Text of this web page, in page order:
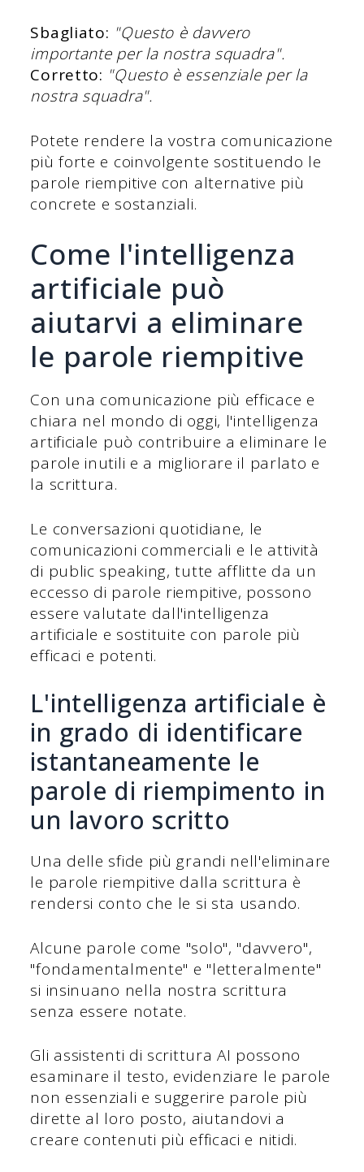
Sbagliato: "Questo è davvero
importante per la nostra squadra".
Corretto: "Questo è essenziale per la
nostra squadra".
Potete rendere la vostra comunicazione
più forte e coinvolgente sostituendo le
parole riempitive con alternative più
concrete e sostanziali.
Come l'intelligenza
artificiale può
aiutarvi a eliminare
le parole riempitive
Con una comunicazione più efficace e
chiara nel mondo di oggi, l'intelligenza
artificiale può contribuire a eliminare le
parole inutili e a migliorare il parlato e
la scrittura.
Le conversazioni quotidiane, le
comunicazioni commerciali e le attività
di public speaking, tutte afflitte da un
eccesso di parole riempitive, possono
essere valutate dall'intelligenza
artificiale e sostituite con parole più
efficaci e potenti.
L'intelligenza artificiale è
in grado di identificare
istantaneamente le
parole di riempimento in
un lavoro scritto
Una delle sfide più grandi nell'eliminare
le parole riempitive dalla scrittura è
rendersi conto che le si sta usando.
Alcune parole come "solo", "davvero",
"fondamentalmente" e "letteralmente"
si insinuano nella nostra scrittura
senza essere notate.
Gli assistenti di scrittura AI possono
esaminare il testo, evidenziare le parole
non essenziali e suggerire parole più
dirette al loro posto, aiutandovi a
creare contenuti più efficaci e nitidi.